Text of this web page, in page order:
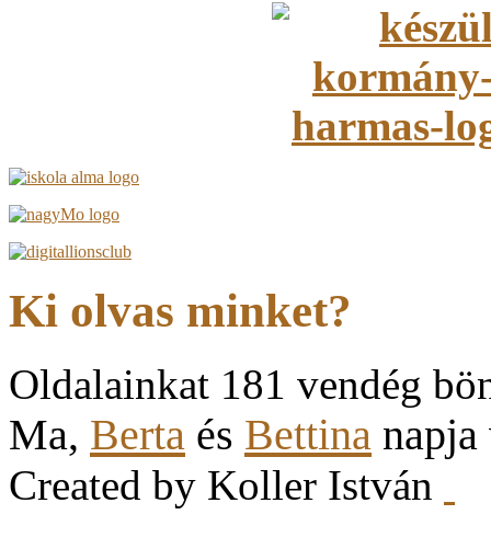
Ki olvas minket?
Oldalainkat 181 vendég
Ma, Berta és Bettina
Created by Koller István